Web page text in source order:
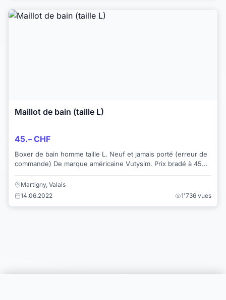
Maillot de bain (taille L)
45.– CHF
Boxer de bain homme taille L. Neuf et jamais porté (erreur de
commande) De marque américaine Vutysim. Prix bradé à 45
Martigny, Valais
14.06.2022
1'736 vues